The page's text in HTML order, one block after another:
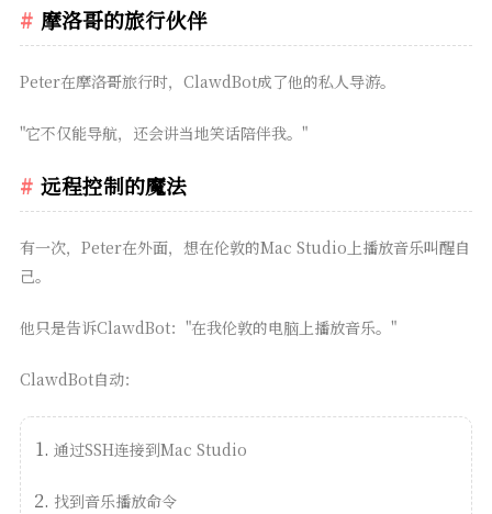
摩洛哥的旅行伙伴
Peter在摩洛哥旅行时，ClawdBot成了他的私人导游。
"它不仅能导航，还会讲当地笑话陪伴我。"
远程控制的魔法
有一次，Peter在外面，想在伦敦的Mac Studio上播放音乐叫醒自
己。
他只是告诉ClawdBot："在我伦敦的电脑上播放音乐。"
ClawdBot自动：
通过SSH连接到Mac Studio
找到音乐播放命令